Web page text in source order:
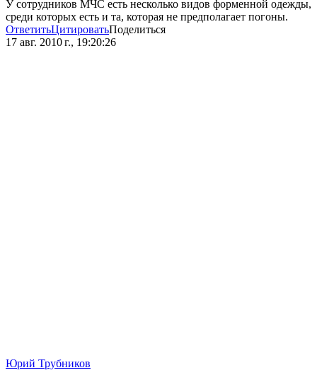
У сотрудников МЧС есть несколько видов форменной одежды,
среди которых есть и та, которая не предполагает погоны.
ОтветитьЦитироватьПоделиться
17 авг. 2010 г., 19:20:26
Юрий Трубников